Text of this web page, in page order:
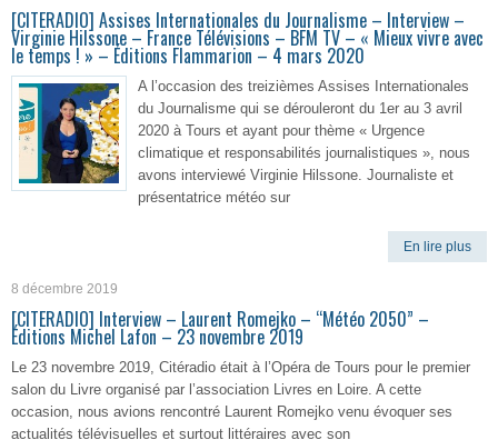
[CITERADIO] Assises Internationales du Journalisme – Interview –
Virginie Hilssone – France Télévisions – BFM TV – « Mieux vivre avec
le temps ! » – Éditions Flammarion – 4 mars 2020
A l’occasion des treizièmes Assises Internationales
du Journalisme qui se dérouleront du 1er au 3 avril
2020 à Tours et ayant pour thème « Urgence
climatique et responsabilités journalistiques », nous
avons interviewé Virginie Hilssone. Journaliste et
présentatrice météo sur
En lire plus
8 décembre 2019
[CITERADIO] Interview – Laurent Romejko – “Météo 2050” –
Éditions Michel Lafon – 23 novembre 2019
Le 23 novembre 2019, Citéradio était à l’Opéra de Tours pour le premier
salon du Livre organisé par l’association Livres en Loire. A cette
occasion, nous avions rencontré Laurent Romejko venu évoquer ses
actualités télévisuelles et surtout littéraires avec son